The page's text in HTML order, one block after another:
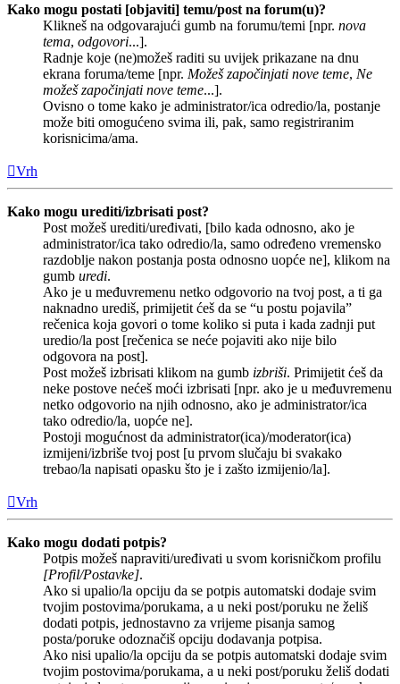
Kako mogu postati [objaviti] temu/post na forum(u)?
Klikneš na odgovarajući gumb na forumu/temi [npr. nova
tema, odgovori...].
Radnje koje (ne)možeš raditi su uvijek prikazane na dnu
ekrana foruma/teme [npr. Možeš započinjati nove teme, Ne
možeš započinjati nove teme...].
Ovisno o tome kako je administrator/ica odredio/la, postanje
može biti omogućeno svima ili, pak, samo registriranim
korisnicima/ama.
Vrh
Kako mogu urediti/izbrisati post?
Post možeš urediti/uređivati, [bilo kada odnosno, ako je
administrator/ica tako odredio/la, samo određeno vremensko
razdoblje nakon postanja posta odnosno uopće ne], klikom na
gumb uredi.
Ako je u međuvremenu netko odgovorio na tvoj post, a ti ga
naknadno urediš, primijetit ćeš da se “u postu pojavila”
rečenica koja govori o tome koliko si puta i kada zadnji put
uredio/la post [rečenica se neće pojaviti ako nije bilo
odgovora na post].
Post možeš izbrisati klikom na gumb izbriši. Primijetit ćeš da
neke postove nećeš moći izbrisati [npr. ako je u međuvremenu
netko odgovorio na njih odnosno, ako je administrator/ica
tako odredio/la, uopće ne].
Postoji mogućnost da administrator(ica)/moderator(ica)
izmijeni/izbriše tvoj post [u prvom slučaju bi svakako
trebao/la napisati opasku što je i zašto izmijenio/la].
Vrh
Kako mogu dodati potpis?
Potpis možeš napraviti/uređivati u svom korisničkom profilu
[Profil/Postavke].
Ako si upalio/la opciju da se potpis automatski dodaje svim
tvojim postovima/porukama, a u neki post/poruku ne želiš
dodati potpis, jednostavno za vrijeme pisanja samog
posta/poruke odoznačiš opciju dodavanja potpisa.
Ako nisi upalio/la opciju da se potpis automatski dodaje svim
tvojim postovima/porukama, a u neki post/poruku želiš dodati